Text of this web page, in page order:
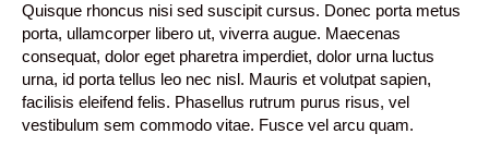
Quisque rhoncus nisi sed suscipit cursus. Donec porta metus
porta, ullamcorper libero ut, viverra augue. Maecenas
consequat, dolor eget pharetra imperdiet, dolor urna luctus
urna, id porta tellus leo nec nisl. Mauris et volutpat sapien,
facilisis eleifend felis. Phasellus rutrum purus risus, vel
vestibulum sem commodo vitae. Fusce vel arcu quam.